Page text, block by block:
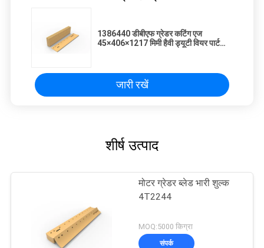
1386440 डीबीएफ ग्रेडर कटिंग एज
45×406×1217 मिमी हैवी ड्यूटी वियर पार्ट
जारी रखें
शीर्ष उत्पाद
मोटर ग्रेडर ब्लेड भारी शुल्क
4T2244
MOQ:5000 किग्रा
संपर्क